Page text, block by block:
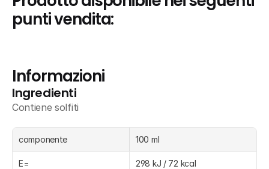
punti vendita:
Informazioni
Ingredienti
Contiene solfiti
componente 100 ml
E= 298 kJ / 72 kcal